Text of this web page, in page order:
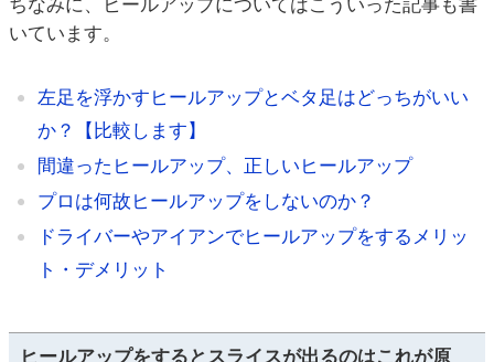
ちなみに、ヒールアップについてはこういった記事も書
いています。
左足を浮かすヒールアップとベタ足はどっちがいい
か？【比較します】
間違ったヒールアップ、正しいヒールアップ
プロは何故ヒールアップをしないのか？
ドライバーやアイアンでヒールアップをするメリッ
ト・デメリット
ヒールアップをするとスライスが出るのはこれが原